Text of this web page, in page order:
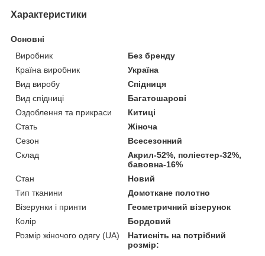
Характеристики
Основні
Виробник
Без бренду
Країна виробник
Україна
Вид виробу
Спідниця
Вид спідниці
Багатошарові
Оздоблення та прикраси
Китиці
Стать
Жіноча
Сезон
Всесезонний
Склад
Акрил-52%, поліестер-32%,
бавовна-16%
Стан
Новий
Тип тканини
Домоткане полотно
Візерунки і принти
Геометричний візерунок
Колір
Бордовий
Розмір жіночого одягу (UA)
Натисніть на потрібний
розмір: